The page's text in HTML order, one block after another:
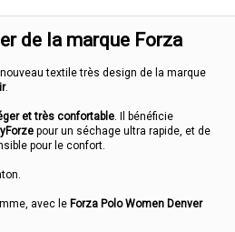
de la marque Forza
textile très design de la marque
.
et très confortable. Il bénéficie
pour un séchage ultra rapide, et de
pour le confort.
avec le Forza Polo Women Denver